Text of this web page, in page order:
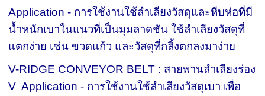
Application - การใช้งานใช้ลำเลียงวัสดุและหีบห่อที่มี
น้ำหนักเบาในแนวที่เป็นมุมลาดชัน ใช้ลำเลียงวัสดุที่
แตกง่าย เช่น ขวดแก้ว และวัสดุที่กลิ้งตกลงมาง่าย
V-RIDGE CONVEYOR BELT : สายพานลำเลียงร่อง
V Application - การใช้งานใช้ลำเลียงวัสดุเบา เพื่อ